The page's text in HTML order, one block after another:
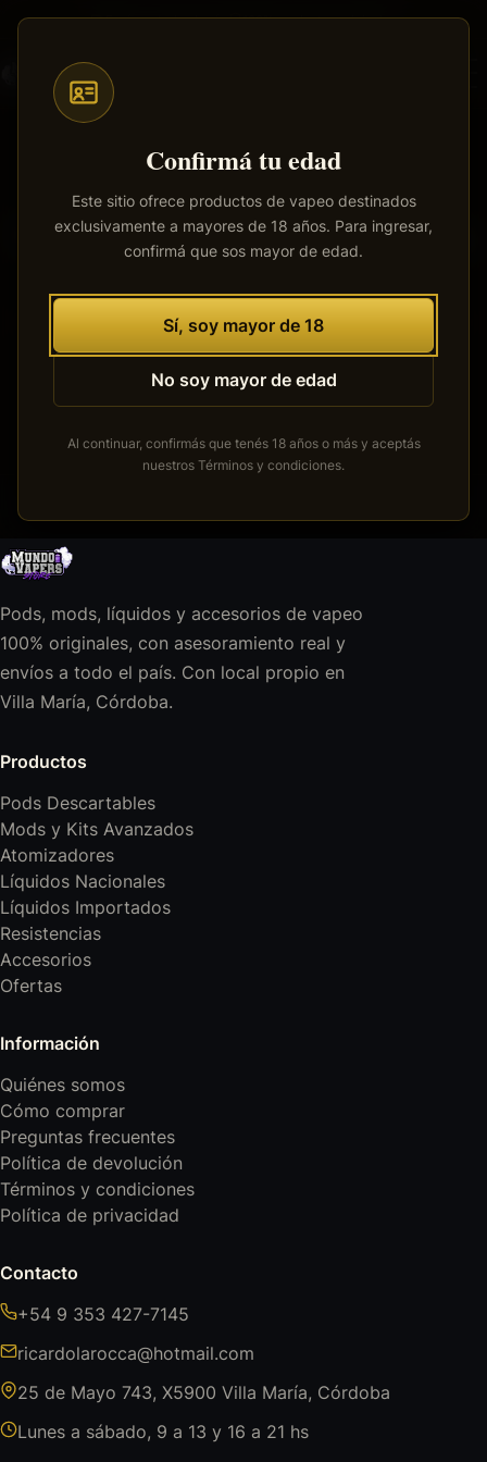
Confirmá tu edad
Este sitio ofrece productos de vapeo destinados
exclusivamente a mayores de 18 años. Para ingresar,
confirmá que sos mayor de edad.
Sí, soy mayor de 18
No soy mayor de edad
Al continuar, confirmás que tenés 18 años o más y aceptás
nuestros Términos y condiciones.
Saltar
contenido
principal
Envíos a todo el país· 100% productos originales
Tenemos grandes proyectos
Se está cocinando algo grande. Nuestra tienda está en
obras y pronto abrirá sus puertas.
Pods, mods, líquidos y accesorios de vapeo
100% originales, con asesoramiento real y
envíos a todo el país. Con local propio en
Villa María, Córdoba.
Productos
Pods Descartables
Mods y Kits Avanzados
Atomizadores
Líquidos Nacionales
Líquidos Importados
Resistencias
Accesorios
Ofertas
Información
Quiénes somos
Cómo comprar
Preguntas frecuentes
Política de devolución
Términos y condiciones
Política de privacidad
Contacto
+54 9 353 427-7145
ricardolarocca@hotmail.com
25 de Mayo 743, X5900 Villa María, Córdoba
Lunes a sábado, 9 a 13 y 16 a 21 hs